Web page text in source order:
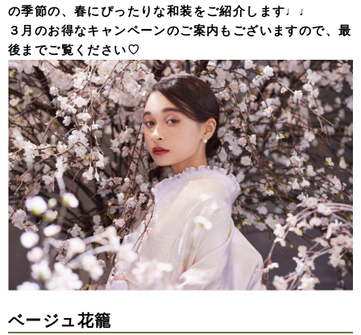
の季節の、春にぴったりな和装をご紹介します♩♩
３月のお得なキャンペーンのご案内もございますので、最
後までご覧ください♡
ベージュ花籠